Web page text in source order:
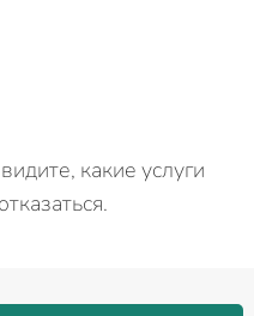
какие услуги